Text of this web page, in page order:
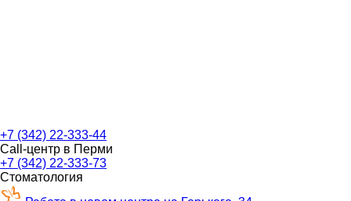
+7 (342) 22-333-44
Call-центр в Перми
+7 (342) 22-333-73
Стоматология